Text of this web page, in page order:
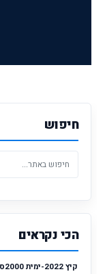
חיפוש
הכי נקראים
קיץ 2022-ימית 2000ספארק המים!!!